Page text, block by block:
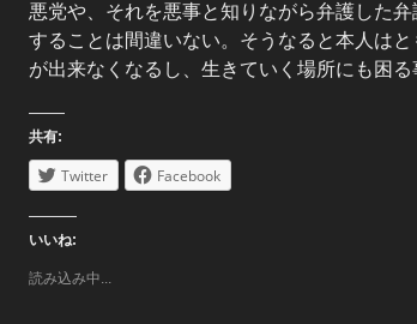
悪党や、それを悪事と知りながら弁護した
することは間違いない。そうなると本人は
が出来なくなるし、生きていく場所にも困
共有:
Twitter Facebook
いいね:
読み込み中...